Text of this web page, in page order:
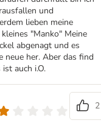
und
lieben meine
"Manko" Meine
abgenagt und es
neue her. Aber das find
auch i.O.
2